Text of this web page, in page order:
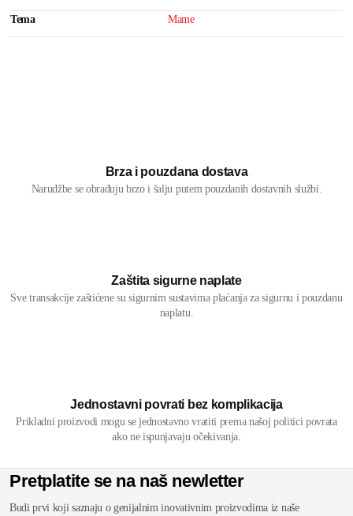
Tema Mame
Brza i pouzdana dostava
Narudžbe se obrađuju brzo i šalju putem pouzdanih dostavnih službi.
Zaštita sigurne naplate
Sve transakcije zaštićene su sigurnim sustavima plaćanja za sigurnu i pouzdanu
naplatu.
Jednostavni povrati bez komplikacija
Prikladni proizvodi mogu se jednostavno vratiti prema našoj politici povrata
ako ne ispunjavaju očekivanja.
Pretplatite se na naš newletter
Budi prvi koji saznaju o genijalnim inovativnim proizvodima iz naše